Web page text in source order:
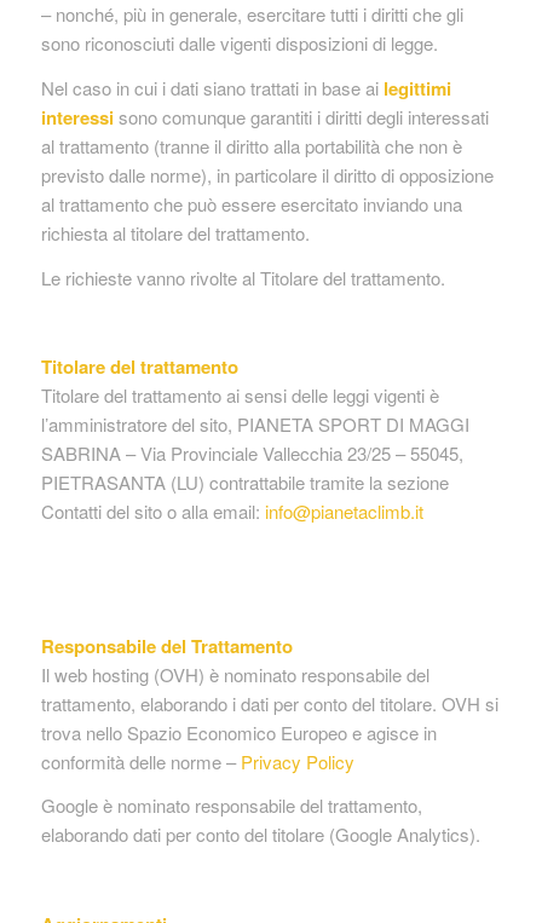
– nonché, più in generale, esercitare tutti i diritti che gli
sono riconosciuti dalle vigenti disposizioni di legge.
Nel caso in cui i dati siano trattati in base ai legittimi
interessisono comunque garantiti i diritti degli interessati
al trattamento (tranne il diritto alla portabilità che non è
previsto dalle norme), in particolare il diritto di opposizione
al trattamento che può essere esercitato inviando una
richiesta al titolare del trattamento.
Le richieste vanno rivolte al Titolare del trattamento.
Titolare del trattamento
Titolare del trattamento ai sensi delle leggi vigenti è
l’amministratore del sito, PIANETA SPORT DI MAGGI
SABRINA – Via Provinciale Vallecchia 23/25 – 55045,
PIETRASANTA (LU) contrattabile tramite la sezione
Contatti del sito o alla email: info@pianetaclimb.it
Responsabile del Trattamento
Il web hosting (OVH) è nominato responsabile del
trattamento, elaborando i dati per conto del titolare. OVH si
trova nello Spazio Economico Europeo e agisce in
conformità delle norme –Privacy Policy
Google è nominato responsabile del trattamento,
elaborando dati per conto del titolare (Google Analytics).